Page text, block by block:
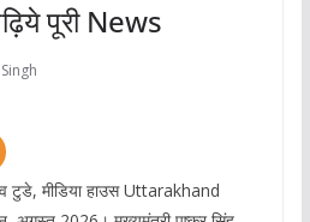
पूरी News
टुडे, मीडिया हाउस Uttarakhand